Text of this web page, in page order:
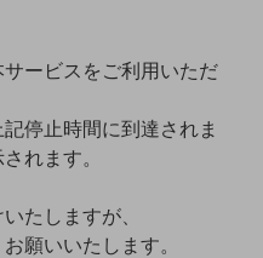
ービスをご利用いただ
停止時間に到達されま
れます。
たしますが、
願いいたします。